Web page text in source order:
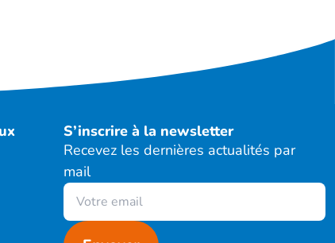
S’inscrire à la newsletter
Recevez les dernières actualités par
mail